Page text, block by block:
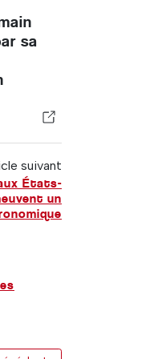
sa
suivant
États-
un